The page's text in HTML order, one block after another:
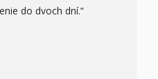
do dvoch dní.